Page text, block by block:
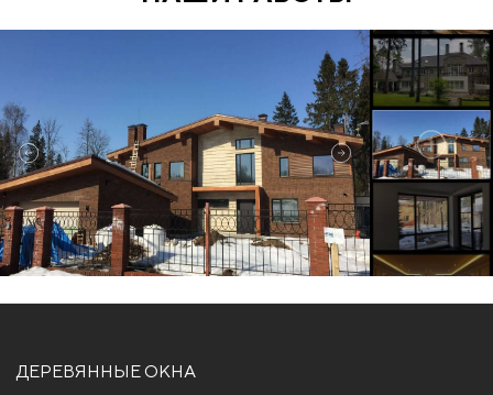
ДЕРЕВЯННЫЕ ОКНА